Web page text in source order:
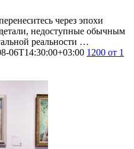
через эпохи
недоступные обычным
реальности …
06T14:30:00+03:00 1200 от 1